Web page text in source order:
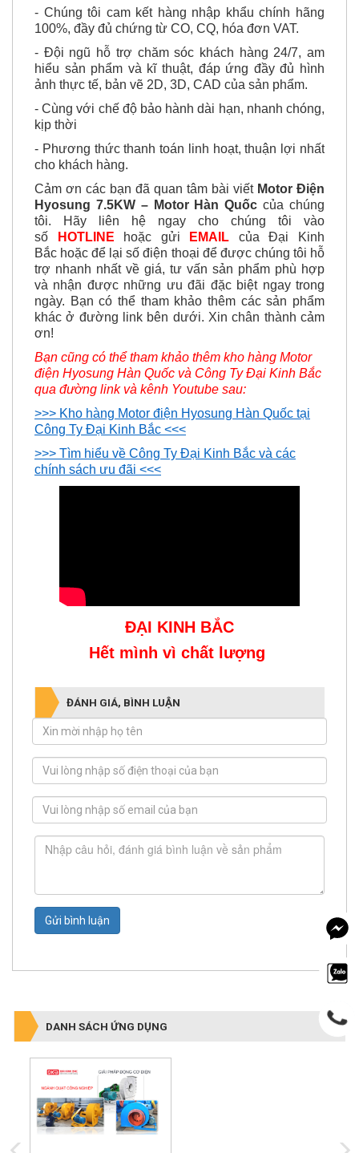
100%, đầy đủ chứng từ CO, CQ, hóa đơn VAT.
- Đội ngũ hỗ trợ chăm sóc khách hàng 24/7, am
hiểu sản phẩm và kĩ thuật, đáp ứng đầy đủ hình
ảnh thực tế, bản vẽ 2D, 3D, CAD của sản phẩm.
- Cùng với chế độ bảo hành dài hạn, nhanh chóng,
kịp thời
- Phương thức thanh toán linh hoạt, thuận lợi nhất
cho khách hàng.
Cảm ơn các bạn đã quan tâm bài viết
Hyosung 7.5KW – Motor Hàn Quốccủa chúng
tôi. Hãyliên hệ ngay cho chúng tôi vào
số
HOTLINE hoặc gửi EMAIL
của Đại Kinh
Bắc hoặc để lại số điện thoại để được chúng tôi hỗ
trợ nhanh nhất về giá, tư vấn sản phẩm phù hợp
và nhận được những ưu đãi đặc biệt ngay trong
ngày. Bạn có thể tham khảo thêm các sản phẩm
khác ở đường link bên dưới. Xin chân thành cảm
ơn!
Bạn cũng có thể tham khảo thêm kho hàng Motor
điện Hyosung Hàn Quốc và Công Ty Đại Kinh Bắc
qua đường link và kênh Youtube sau:
>>> Kho hàng Motor điện Hyosung Hàn Quốc tại
Công Ty Đại Kinh Bắc <<<
>>> Tìm hiểu về Công Ty Đại Kinh Bắc và các
chính sách ưu đãi <<<
ĐẠI KINH BẮC
Hết mình vì chất lượng